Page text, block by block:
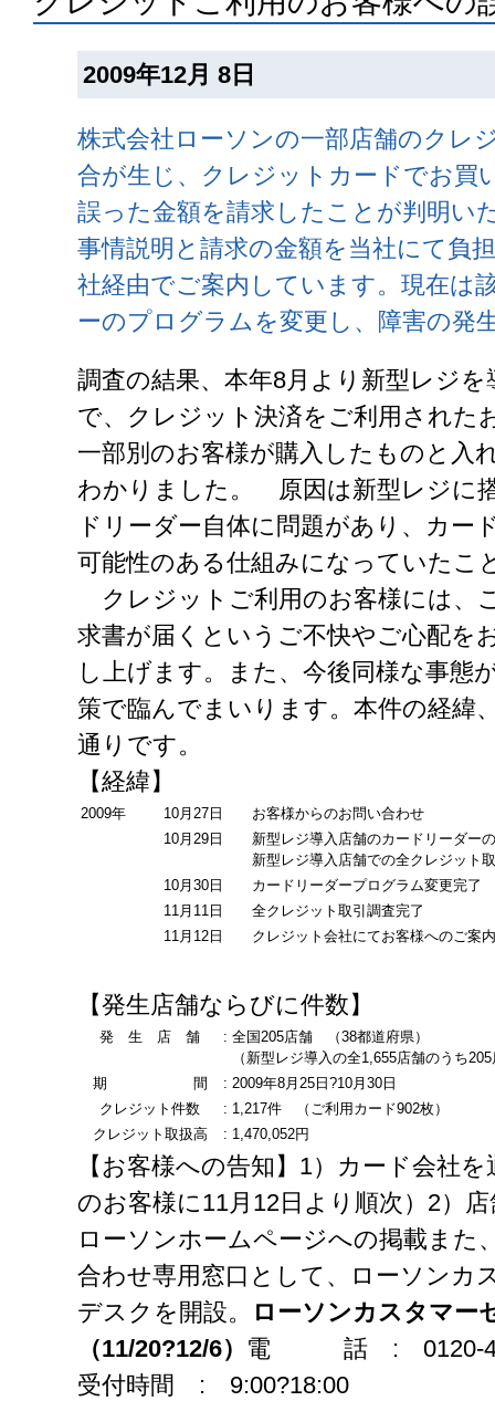
2009年12月 8日
株式会社ローソンの一部店舗のクレ
合が生じ、クレジットカードでお買
誤った金額を請求したことが判明い
事情説明と請求の金額を当社にて負
社経由でご案内しています。現在は
ーのプログラムを変更し、障害の発
調査の結果、本年8月より新型レジ
で、クレジット決済をご利用された
一部別のお客様が購入したものと入
わかりました。 原因は新型レジに
ドリーダー自体に問題があり、カー
可能性のある仕組みになっていたこ
クレジットご利用のお客様には、
求書が届くというご不快やご心配を
し上げます。また、今後同様な事態
策で臨んでまいります。本件の経緯
通りです。
【経緯】
2009年 10月27日
お客様からのお問い合わせ
10月29日
新型レジ導入店舗のカードリーダー
新型レジ導入店舗での全クレジット
10月30日
カードリーダープログラム変更完了
11月11日
全クレジット取引調査完了
11月12日
クレジット会社にてお客様へのご案
【発生店舗ならびに件数】
発 生 店 舗 : 全国205店舗 （38都道府県）
（新型レジ導入の全1,655店舗のうち
期 間
: 2009年8月25日?10月30日
クレジット件数
: 1,217件 （ご利用カード902枚）
クレジット取扱高
: 1,470,052円
【お客様への告知】1）カード会社
のお客様に11月12日より順次）2）
ローソンホームページへの掲載また
合わせ専用窓口として、ローソンカ
デスクを開設。
ローソンカスタマー
（11/20?12/6） 電 話 : 0120-
受付時間 : 9:00?18:00